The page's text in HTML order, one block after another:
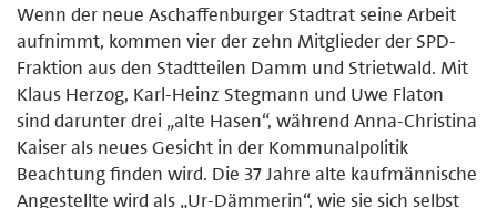
Wenn der neue Aschaffenburger Stadtrat seine Arbeit
aufnimmt, kommen vier der zehn Mitglieder der SPD-
Fraktion aus den Stadtteilen Damm und Strietwald. Mit
Klaus Herzog, Karl-Heinz Stegmann und Uwe Flaton
sind darunter drei „alte Hasen“, während Anna-Christina
Kaiser als neues Gesicht in der Kommunalpolitik
Beachtung finden wird. Die 37 Jahre alte kaufmännische
Angestellte wird als „Ur-Dämmerin“, wie sie sich selbst